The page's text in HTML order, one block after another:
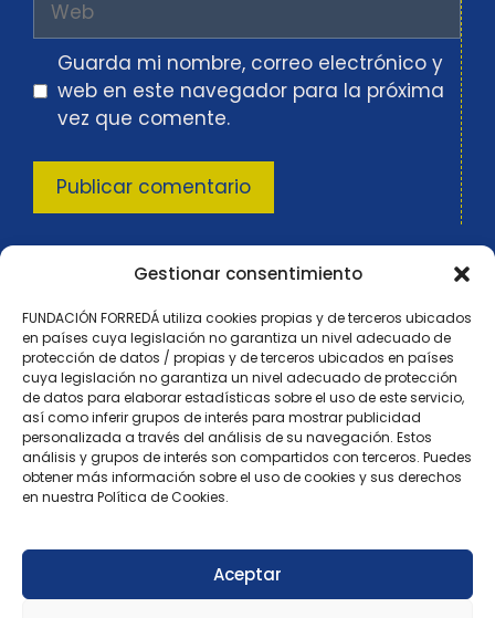
Gestionar consentimiento
FUNDACIÓN FORREDÁ utiliza cookies propias y de terceros ubicados
en países cuya legislación no garantiza un nivel adecuado de
protección de datos / propias y de terceros ubicados en países
cuya legislación no garantiza un nivel adecuado de protección
de datos para elaborar estadísticas sobre el uso de este servicio,
así como inferir grupos de interés para mostrar publicidad
personalizada a través del análisis de su navegación. Estos
análisis y grupos de interés son compartidos con terceros. Puedes
obtener más información sobre el uso de cookies y sus derechos
en nuestra Política de Cookies.
Aceptar
Guarda mi nombre, correo electrónico y
web en este navegador para la próxima
vez que comente.
Registro de Fundaciones nº 1.461
(Orden ECD/1304/2012 de 16 abril, BOE nº 118)
fundacionborreda@fundacionborreda.org
914 02 96 07
Política de privacidad